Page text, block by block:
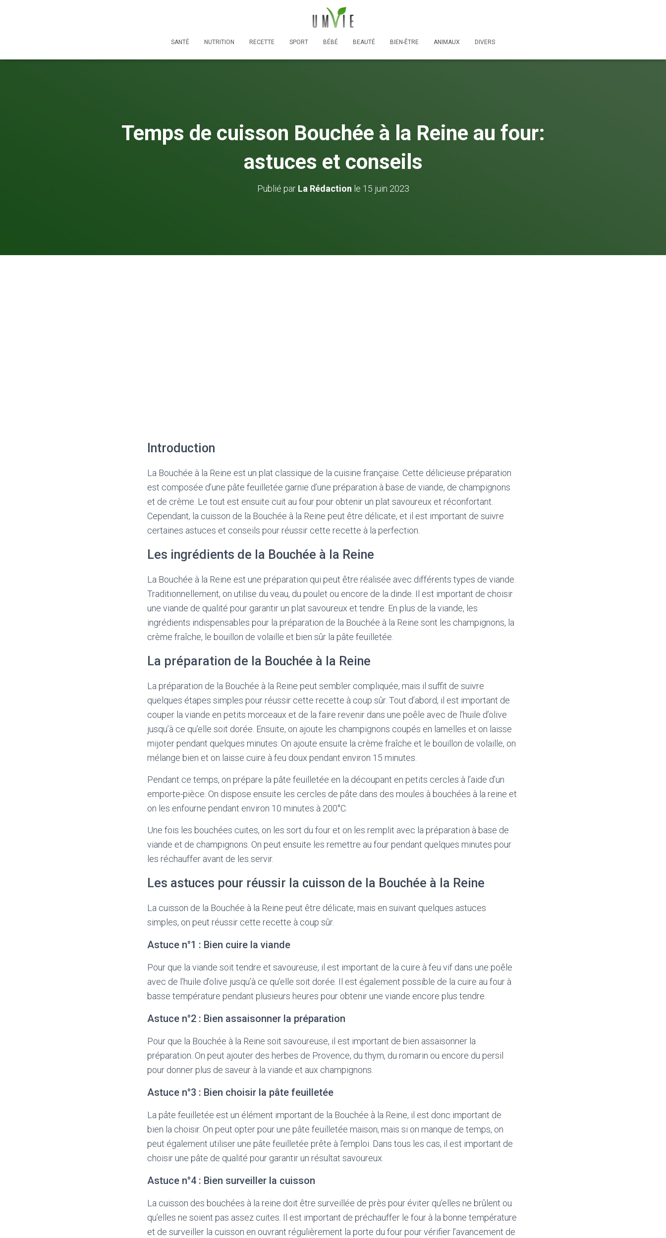
SANTÉ NUTRITION RECETTE SPORT BÉBÉ BEAUTÉ BIEN-ÊTRE ANIMAUX DIVERS
Temps de cuisson Bouchée à la Reine au four:
astuces et conseils
Publié par La Rédaction le 15 juin 2023
Introduction
La Bouchée à la Reine est un plat classique de la cuisine française. Cette délicieuse préparation
est composée d’une pâte feuilletée garnie d’une préparation à base de viande, de champignons
et de crème. Le tout est ensuite cuit au four pour obtenir un plat savoureux et réconfortant.
Cependant, la cuisson de la Bouchée à la Reine peut être délicate, et il est important de suivre
certaines astuces et conseils pour réussir cette recette à la perfection.
Les ingrédients de la Bouchée à la Reine
La Bouchée à la Reine est une préparation qui peut être réalisée avec différents types de viande.
Traditionnellement, on utilise du veau, du poulet ou encore de la dinde. Il est important de choisir
une viande de qualité pour garantir un plat savoureux et tendre. En plus de la viande, les
ingrédients indispensables pour la préparation de la Bouchée à la Reine sont les champignons, la
crème fraîche, le bouillon de volaille et bien sûr la pâte feuilletée.
La préparation de la Bouchée à la Reine
La préparation de la Bouchée à la Reine peut sembler compliquée, mais il suffit de suivre
quelques étapes simples pour réussir cette recette à coup sûr. Tout d’abord, il est important de
couper la viande en petits morceaux et de la faire revenir dans une poêle avec de l’huile d’olive
jusqu’à ce qu’elle soit dorée. Ensuite, on ajoute les champignons coupés en lamelles et on laisse
mijoter pendant quelques minutes. On ajoute ensuite la crème fraîche et le bouillon de volaille, on
mélange bien et on laisse cuire à feu doux pendant environ 15 minutes.
Pendant ce temps, on prépare la pâte feuilletée en la découpant en petits cercles à l’aide d’un
emporte-pièce. On dispose ensuite les cercles de pâte dans des moules à bouchées à la reine et
on les enfourne pendant environ 10 minutes à 200°C.
Une fois les bouchées cuites, on les sort du four et on les remplit avec la préparation à base de
viande et de champignons. On peut ensuite les remettre au four pendant quelques minutes pour
les réchauffer avant de les servir.
Les astuces pour réussir la cuisson de la Bouchée à la Reine
La cuisson de la Bouchée à la Reine peut être délicate, mais en suivant quelques astuces
simples, on peut réussir cette recette à coup sûr.
Astuce n°1 : Bien cuire la viande
Pour que la viande soit tendre et savoureuse, il est important de la cuire à feu vif dans une poêle
avec de l’huile d’olive jusqu’à ce qu’elle soit dorée. Il est également possible de la cuire au four à
basse température pendant plusieurs heures pour obtenir une viande encore plus tendre.
Astuce n°2 : Bien assaisonner la préparation
Pour que la Bouchée à la Reine soit savoureuse, il est important de bien assaisonner la
préparation. On peut ajouter des herbes de Provence, du thym, du romarin ou encore du persil
pour donner plus de saveur à la viande et aux champignons.
Astuce n°3 : Bien choisir la pâte feuilletée
La pâte feuilletée est un élément important de la Bouchée à la Reine, il est donc important de
bien la choisir. On peut opter pour une pâte feuilletée maison, mais si on manque de temps, on
peut également utiliser une pâte feuilletée prête à l’emploi. Dans tous les cas, il est important de
choisir une pâte de qualité pour garantir un résultat savoureux.
Astuce n°4 : Bien surveiller la cuisson
La cuisson des bouchées à la reine doit être surveillée de près pour éviter qu’elles ne brûlent ou
qu’elles ne soient pas assez cuites. Il est important de préchauffer le four à la bonne température
et de surveiller la cuisson en ouvrant régulièrement la porte du four pour vérifier l’avancement de